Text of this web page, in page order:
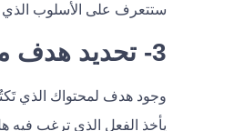
ستتعرف على الأسلوب الذي
3- تحديد هدف محتواك
وجود هدف لمحتواك الذي
يأخذ الفعل الذي ترغب